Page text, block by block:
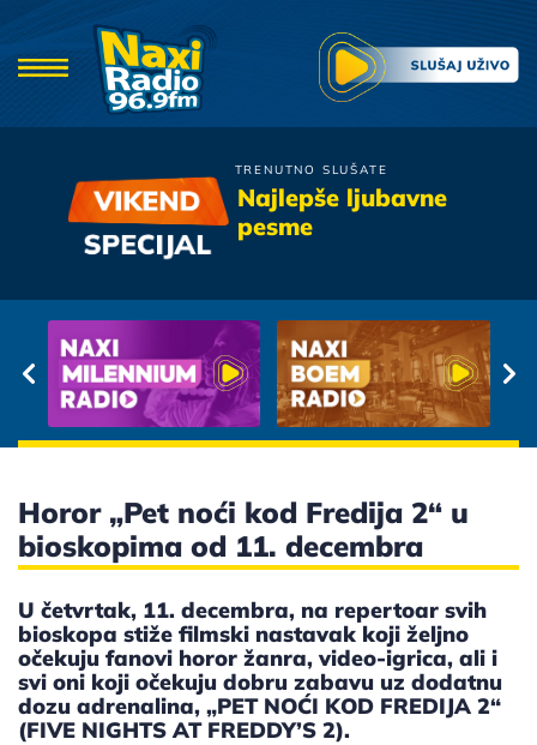
TRENUTNO SLUŠATE
Najlepše ljubavne
pesme
Parni Valjak
Horor „Pet noći kod Fredija 2“ u
bioskopima od 11. decembra
U četvrtak, 11. decembra, na repertoar svih
bioskopa stiže filmski nastavak koji željno
očekuju fanovi horor žanra, video-igrica, ali i
svi oni koji očekuju dobru zabavu uz dodatnu
dozu adrenalina, „PET NOĆI KOD FREDIJA 2“
(FIVE NIGHTS AT FREDDY’S 2).